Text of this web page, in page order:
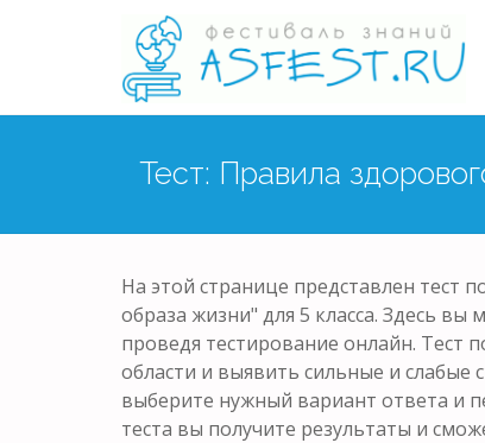
Тест: Правила
На этой странице представлен тест
образа жизни" для 5 класса. Здесь
проведя тестирование онлайн.
области и выявить сильные и
выберите нужный вариант ответа и
теста вы получите результаты и